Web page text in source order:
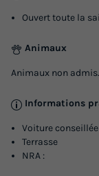
Ouvert toute la
Animaux
Animaux non admis.
Informations
Voiture conseillée
Terrasse
NRA :